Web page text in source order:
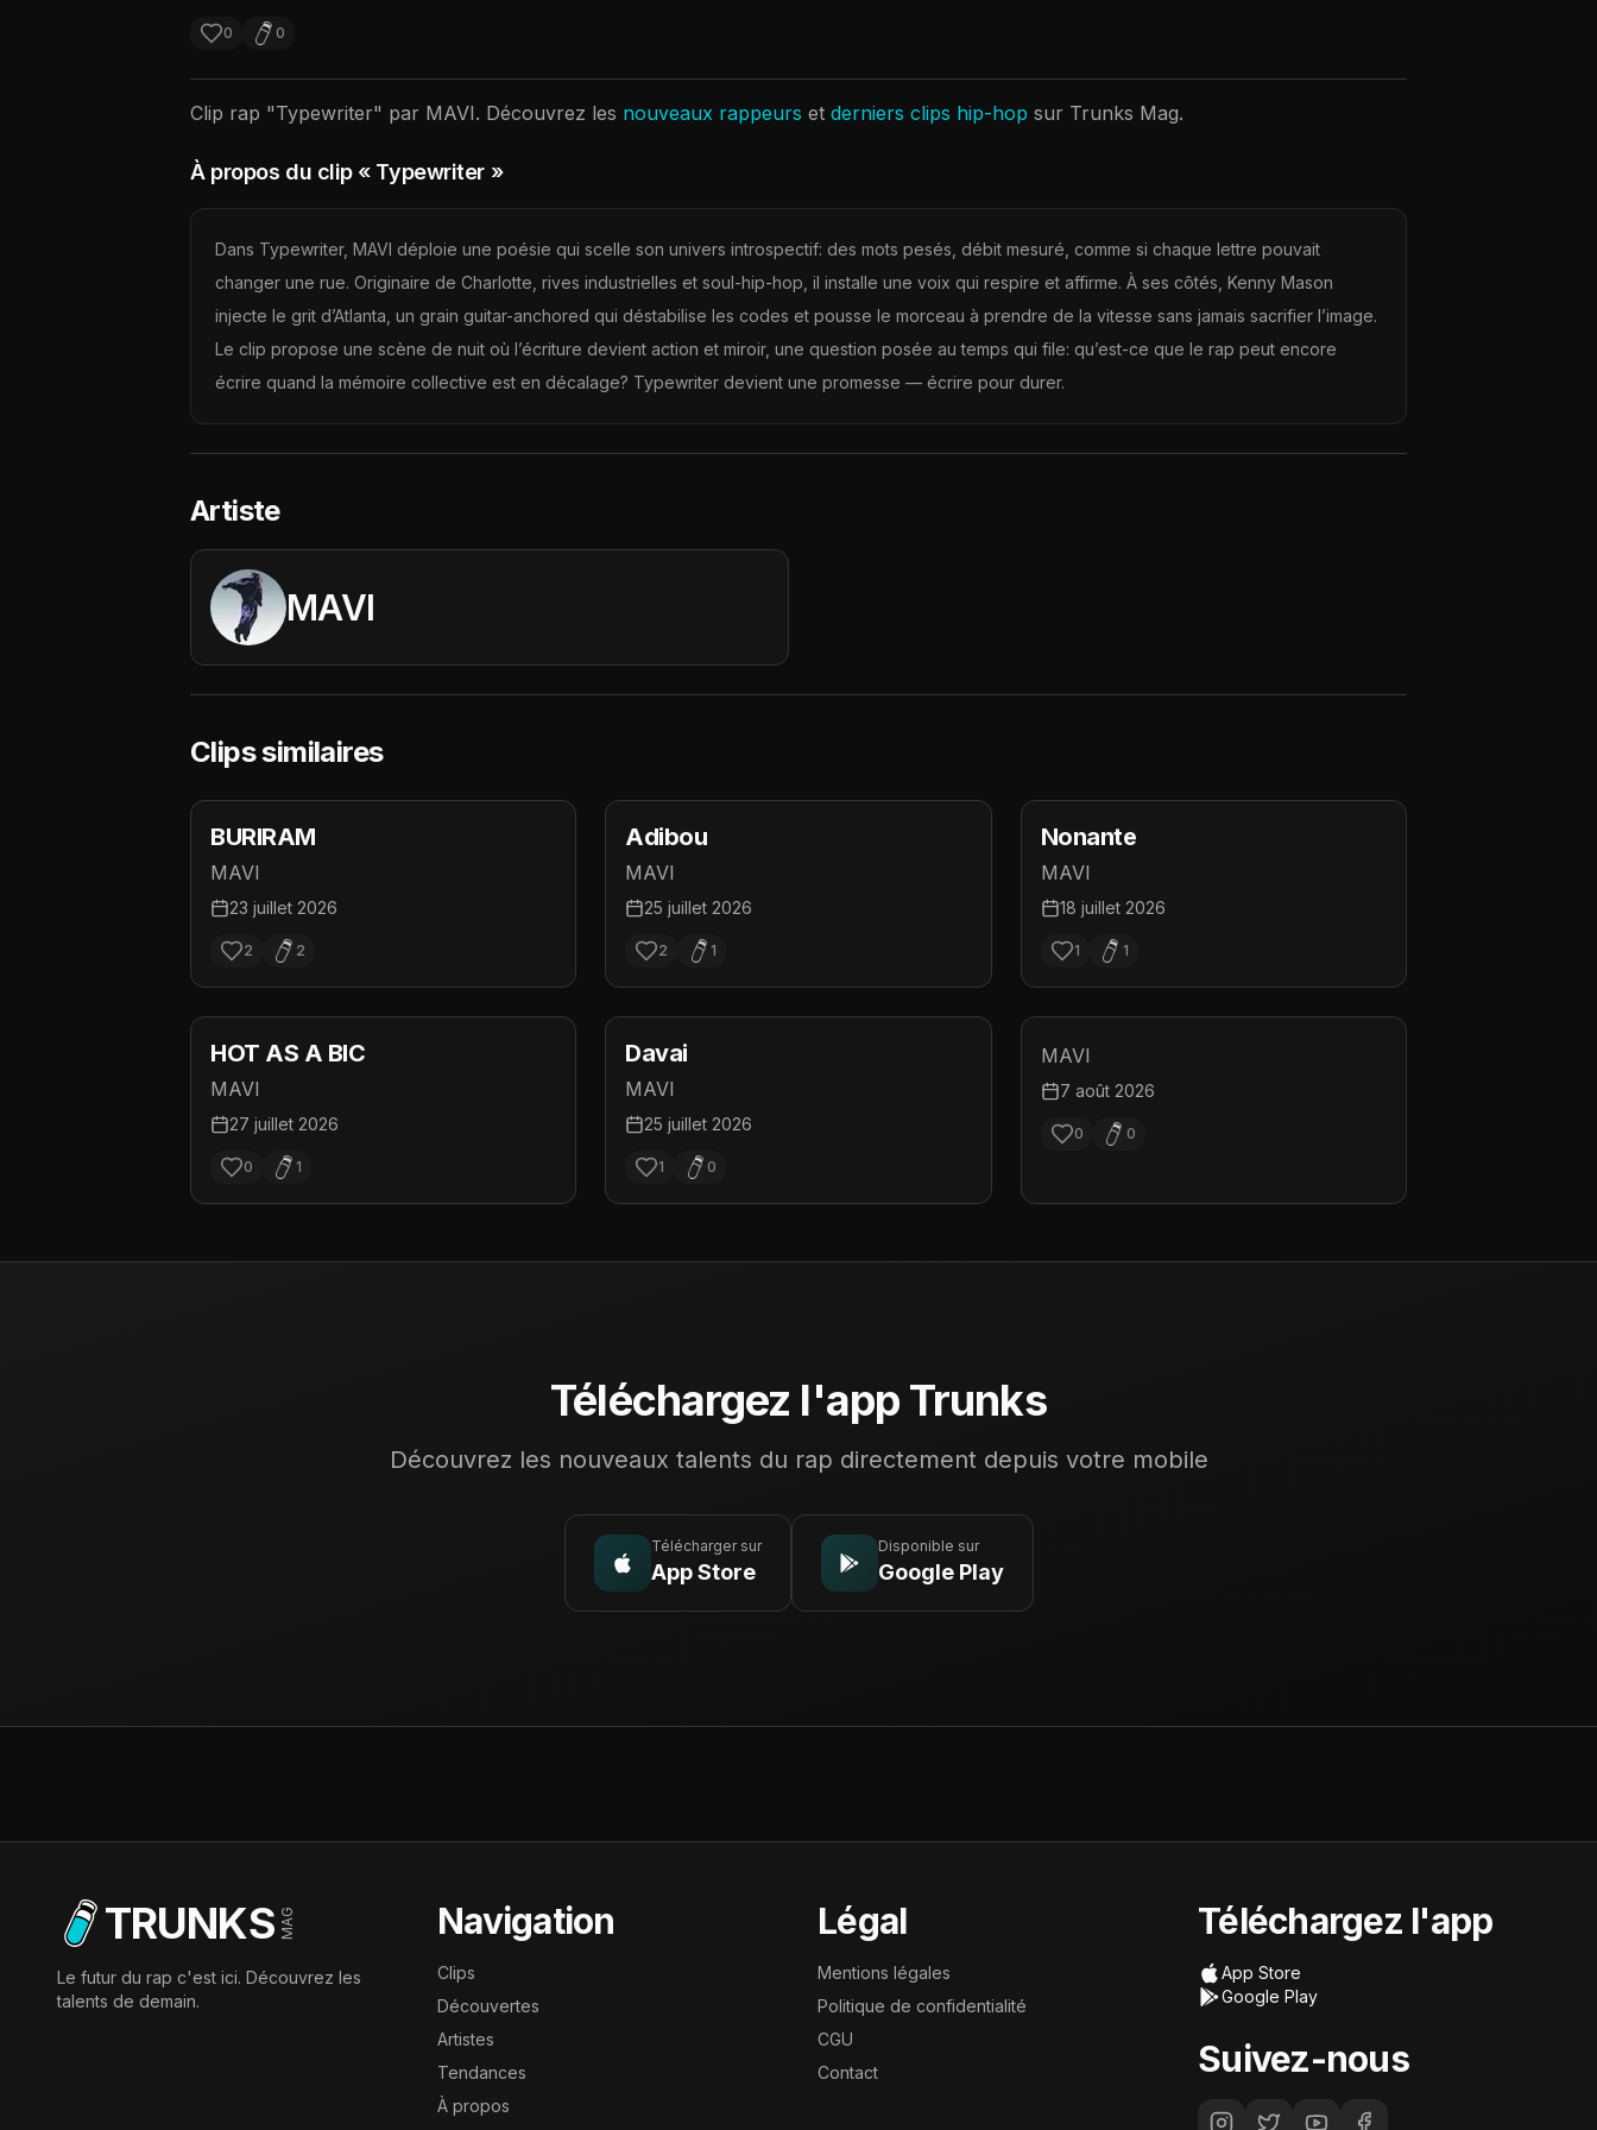
0 0
Clip rap "Typewriter" par MAVI. Découvrez les nouveaux rappeurs et derniers clips hip-hop sur Trunks Mag.
À propos du clip« Typewriter »
Dans Typewriter, MAVI déploie une poésie qui scelle son univers introspectif: des mots pesés, débit mesuré, comme si chaque lettre pouvait
changer une rue. Originaire de Charlotte, rives industrielles et soul-hip-hop, il installe une voix qui respire et affirme. À ses côtés, Kenny Mason
injecte le grit d’Atlanta, un grain guitar-anchored qui déstabilise les codes et pousse le morceau à prendre de la vitesse sans jamais sacrifier l’image.
Le clip propose une scène de nuit où l’écriture devient action et miroir, une question posée au temps qui file: qu’est-ce que le rap peut encore
écrire quand la mémoire collective est en décalage? Typewriter devient une promesse — écrire pour durer.
Artiste
MAVI
Clips similaires
BURIRAM
MAVI
23 juillet 2026
2 2
Adibou
MAVI
25 juillet 2026
2 1
Nonante
MAVI
18 juillet 2026
1 1
HOT AS A BIC
MAVI
27 juillet 2026
0 1
Davai
MAVI
25 juillet 2026
1 0
MAVI
7 août 2026
0 0
Téléchargez l'app Trunks
Découvrez les nouveaux talents du rap directement depuis votre mobile
Télécharger sur
App Store
Disponible sur
Google Play
TRUNKS MAG
Le futur du rap c'est ici. Découvrez les
talents de demain.
Navigation
Clips
Découvertes
Artistes
Tendances
À propos
Légal
Mentions légales
Politique de confidentialité
CGU
Contact
Téléchargez l'app
App Store
Google Play
Suivez-nous